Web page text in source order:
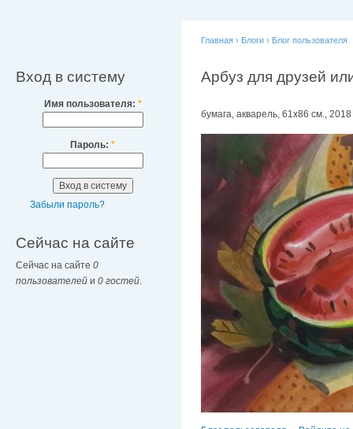
Вход в систему
Имя пользователя: *
Пароль: *
Забыли пароль?
Сейчас на сайте
Сейчас на сайте 0
пользователей и 0 гостей
Главная › Блоги › Блог пользователя
Арбуз для друзей
бумага, акварель, 61х86 см., 2018